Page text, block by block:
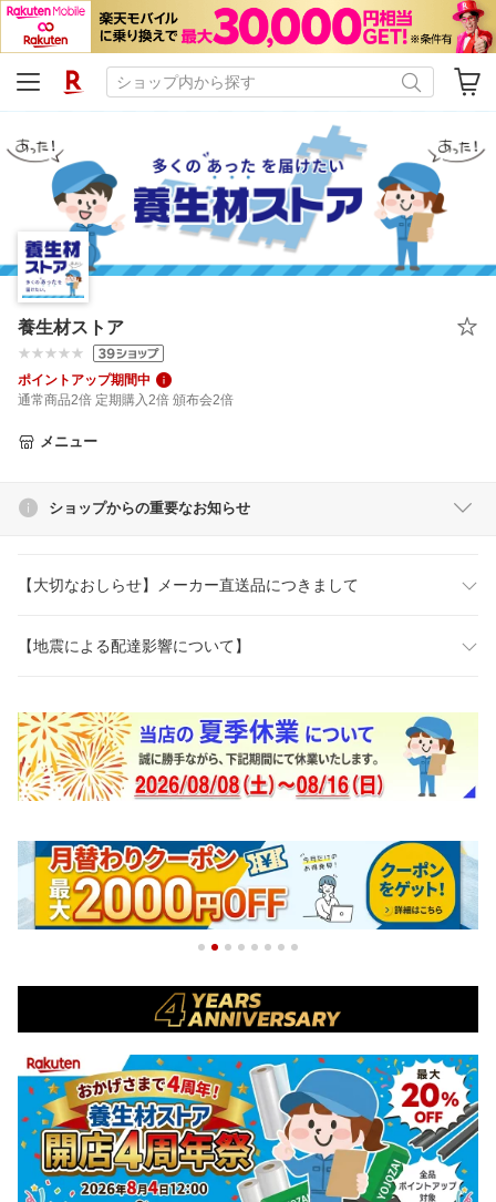
養生材ストア
ポイントアップ期間中
通常商品2倍 定期購入2倍 頒布会2倍
メニュー
ショップからの重要なお知らせ
【大切なおしらせ】メーカー直送品につきまして
【地震による配達影響について】